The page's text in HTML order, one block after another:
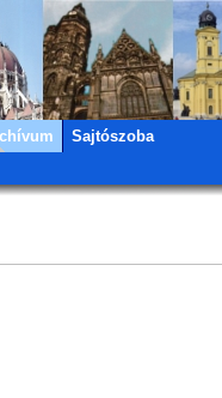
Sajtószoba